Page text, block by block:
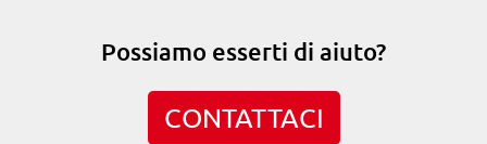
Possiamo esserti di aiuto?
CONTATTACI